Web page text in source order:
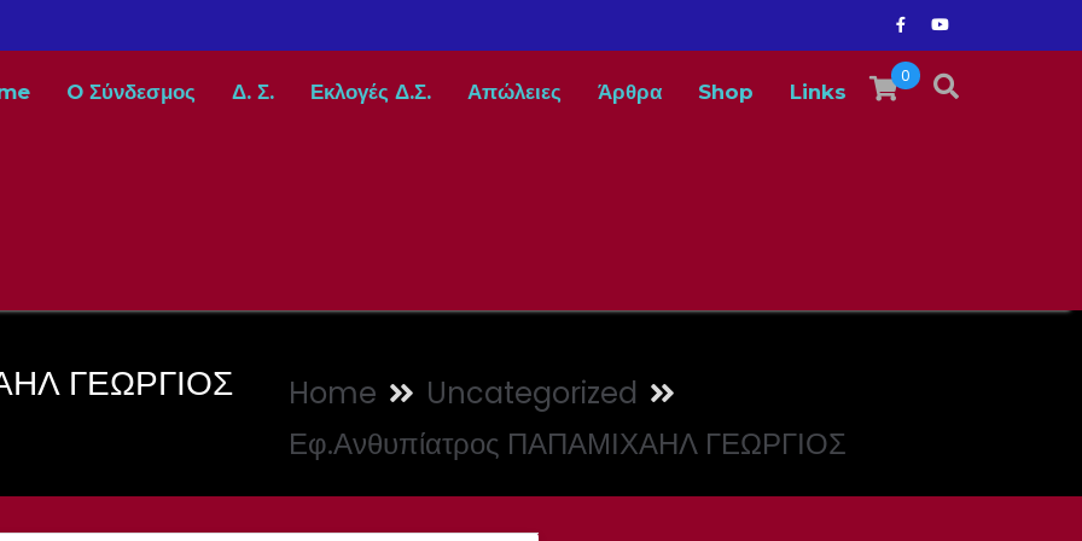
0
O Σύνδεσμος Δ. Σ. Εκλογές Δ.Σ. Απώλειες Άρθρα Shop Links
ΓΕΩΡΓΙΟΣ Home
Uncategorized
Εφ.Ανθυπίατρος ΠΑΠΑΜΙΧΑΗΛ ΓΕΩΡΓΙΟΣ